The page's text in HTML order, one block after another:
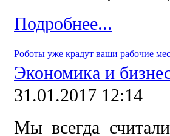
Подробнее...
Роботы уже крадут ваши рабочие
Экономика и
31.01.2017 12:14
Мы всегда